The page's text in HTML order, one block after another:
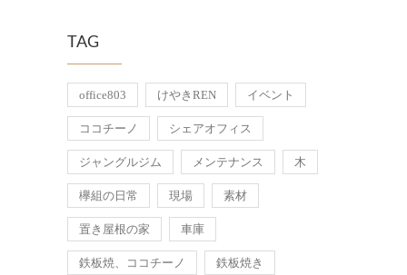
TAG
office803 けやきREN イベント
ココチーノ シェアオフィス
ジャングルジム メンテナンス 木
欅組の日常 現場 素材
置き屋根の家 車庫
鉄板焼、ココチーノ 鉄板焼き